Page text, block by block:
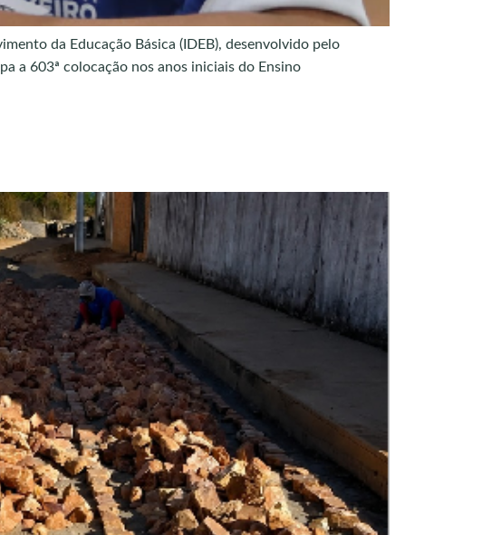
da Educação Básica (IDEB), desenvolvido pelo
a 603ª colocação nos anos iniciais do Ensino